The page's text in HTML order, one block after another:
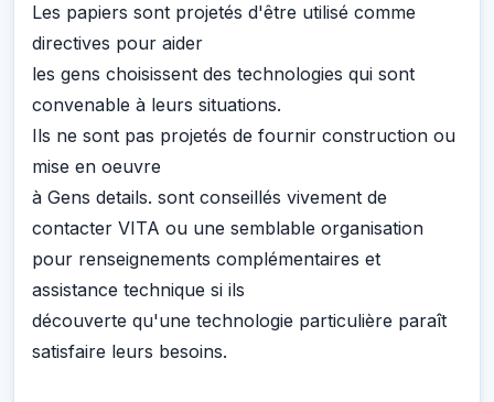
Les papiers sont projetés d'être utilisé comme
directives pour aider
les gens choisissent des technologies qui sont
convenable à leurs situations.
Ils ne sont pas projetés de fournir construction ou
mise en oeuvre
à Gens details. sont conseillés vivement de
contacter VITA ou une semblable organisation
pour renseignements complémentaires et
assistance technique si ils
découverte qu'une technologie particulière paraît
satisfaire leurs besoins.